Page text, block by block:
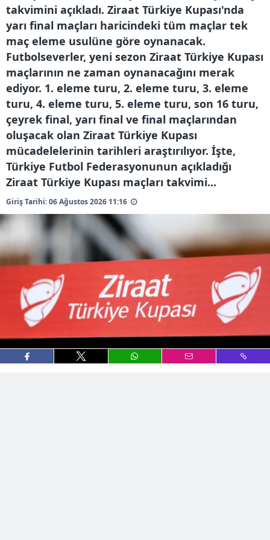
Çerezlere ilişkin tercihlerinizi aşağıda yer alan panel
vasıtasıyla belirleyebilirsiniz. Çerezlere ilişkin detaylı bilgi
için Ayarlar butonuna tıklayabilir,Çerez Bilgilendirme
Metnimiziziyaret edebilirsiniz.
6698 sayılı Kişisel Verilerin Korunması Kanunu uyarınca
hazırlanmış Aydınlatma Metnimizi okumak ve sitemizde
ilgili mevzuata uygun olarak kullanılan çerezlerle ilgili bilgi
almak için lütfen
takvimini açıkladı. Ziraat Türkiye Kupası'nda
yarı final maçları haricindeki tüm maçlar tek
maç eleme usulüne göre oynanacak.
Futbolseverler, yeni sezon Ziraat Türkiye Kupası
maçlarının ne zaman oynanacağını merak
ediyor. 1. eleme turu, 2. eleme turu, 3. eleme
turu, 4. eleme turu, 5. eleme turu, son 16 turu,
çeyrek final, yarı final ve final maçlarından
oluşacak olan Ziraat Türkiye Kupası
mücadelelerinin tarihleri araştırılıyor. İşte,
Türkiye Futbol Federasyonunun açıkladığı
Ziraat Türkiye Kupası maçları takvimi...
Giriş Tarihi: 06 Ağustos 2026 11:16